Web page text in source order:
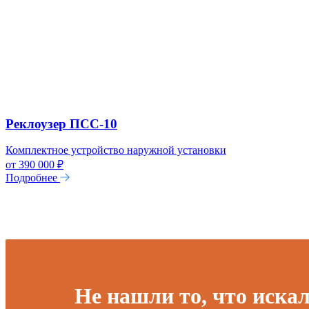
Реклоузер ПСС-10
Комплектное устройство наружной установки
от 390 000 ₽
Подробнее
Не нашли то, что